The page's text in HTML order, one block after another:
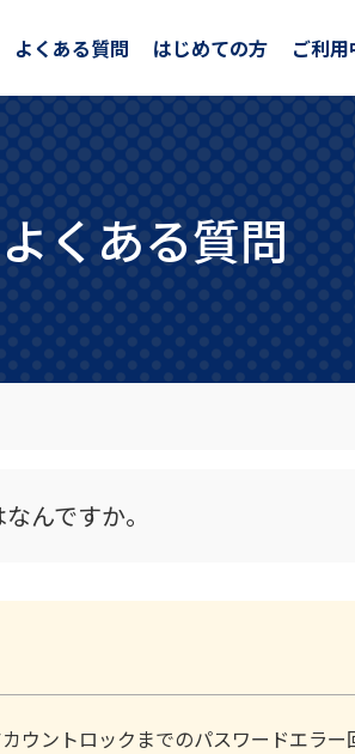
よくある質問 はじめての方 ご利
よくある質問
んですか。
ントロックまでのパスワードエラー